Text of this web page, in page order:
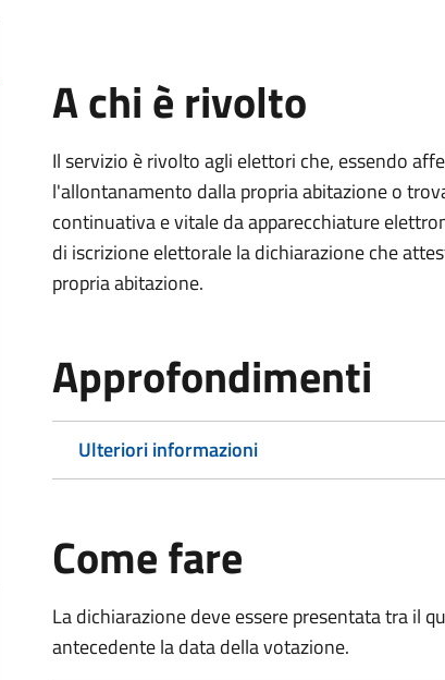
A chi è rivolto
Il servizio è rivolto agli elettori che, essendo
l'allontanamento dalla propria abitazione o
continuativa e vitale da apparecchiature
di iscrizione elettorale la dichiarazione che
propria abitazione.
Approfondimenti
Ulteriori informazioni
Come fare
La dichiarazione deve essere presentata tra il
antecedente la data della votazione.